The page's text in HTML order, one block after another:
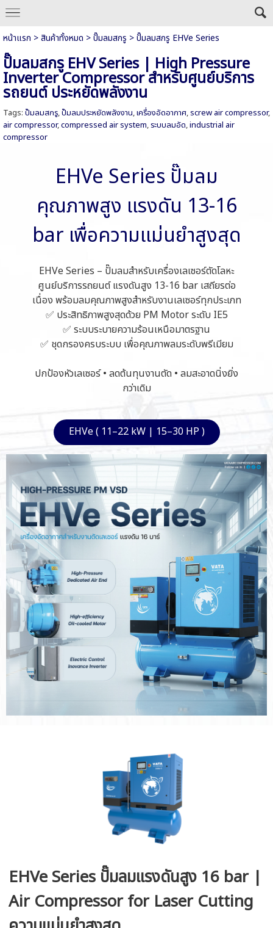
หน้าแรก >สินค้าทั้งหมด >ปั๊มลมสกรู >ปั๊มลมสกรู EHVe Series
ปั๊มลมสกรู EHV Series | High Pressure
Inverter Compressor สำหรับศูนย์บริการ
รถยนต์ ประหยัดพลังงาน
Tags: ปั๊มลมสกรู,ปั๊มลมประหยัดพลังงาน,เครื่องอัดอากาศ,screw air compressor,
air compressor,compressed air system,ระบบลมอัด,industrial air
compressor
EHVe Series ปั๊มลม
คุณภาพสูง แรงดัน 13-16
bar เพื่อความแม่นยำสูงสุด
EHVe Series – ปั๊มลมสำหรับเครื่องเลเซอร์ตัดโลหะ
ศูนย์บริการรถยนต์ แรงดันสูง 13-16 bar เสถียรต่อ
เนื่อง พร้อมลมคุณภาพสูงสำหรับงานเลเซอร์ทุกประเภท
✅ ประสิทธิภาพสูงสุดด้วย PM Motor ระดับ IE5
✅ ระบบระบายความร้อนเหนือมาตรฐาน
✅ ชุดกรองครบระบบ เพื่อคุณภาพลมระดับพรีเมียม
ปกป้องหัวเลเซอร์ • ลดต้นทุนงานตัด • ลมสะอาดนิ่งยิ่ง
กว่าเดิม
EHVe ( 11–22 kW | 15–30 HP )
EHVe Series ปั๊มลมแรงดันสูง 16 bar |
Air Compressor for Laser Cutting